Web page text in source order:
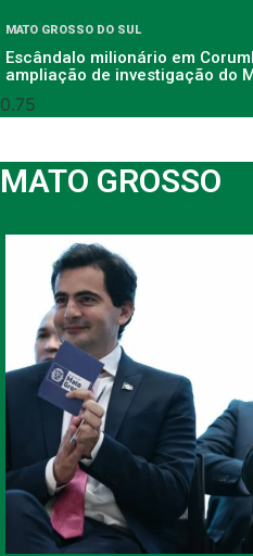
MATO GROSSO DO SUL
Escândalo milionário em
ampliação de investigação do
MATO GROSSO